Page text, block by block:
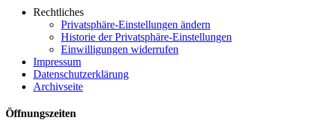
Rechtliches
Privatsphäre-Einstellungen ändern
Historie der Privatsphäre-Einstellungen
Einwilligungen widerrufen
Impressum
Datenschutzerklärung
Archivseite
Öffnungszeiten